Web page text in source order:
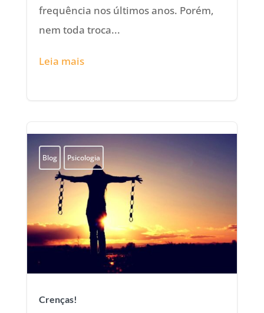
frequência nos últimos anos. Porém,
nem toda troca...
Leia mais
Blog Psicologia
Crenças!